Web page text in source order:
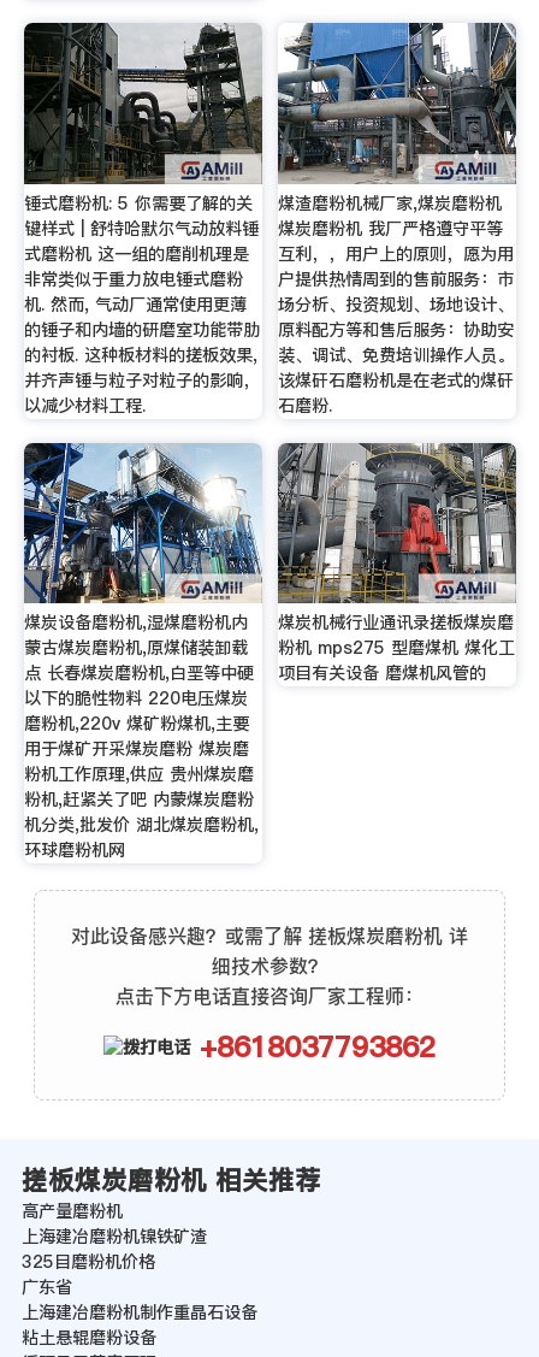
锤式磨粉机: 5 你需要了解的关
键样式 | 舒特哈默尔气动放料锤
式磨粉机 这一组的磨削机理是
非常类似于重力放电锤式磨粉
机. 然而, 气动厂通常使用更薄
的锤子和内墙的研磨室功能带肋
的衬板. 这种板材料的搓板效果,
并齐声锤与粒子对粒子的影响，
以减少材料工程.
煤渣磨粉机械厂家,煤炭磨粉机
煤炭磨粉机 我厂严格遵守平等
互利，，用户上的原则，愿为用
户提供热情周到的售前服务：市
场分析、投资规划、场地设计、
原料配方等和售后服务：协助安
装、调试、免费培训操作人员。
该煤矸石磨粉机是在老式的煤矸
石磨粉.
煤炭设备磨粉机,湿煤磨粉机内
蒙古煤炭磨粉机,原煤储装卸载
点 长春煤炭磨粉机,白垩等中硬
以下的脆性物料 220电压煤炭
磨粉机,220v 煤矿粉煤机,主要
用于煤矿开采煤炭磨粉 煤炭磨
粉机工作原理,供应 贵州煤炭磨
粉机,赶紧关了吧 内蒙煤炭磨粉
机分类,批发价 湖北煤炭磨粉机,
环球磨粉机网
煤炭机械行业通讯录搓板煤炭磨
粉机 mps275 型磨煤机 煤化工
项目有关设备 磨煤机风管的
对此设备感兴趣？或需了解 搓板煤炭磨粉机 详
细技术参数？
点击下方电话直接咨询厂家工程师：
+8618037793862
搓板煤炭磨粉机 相关推荐
高产量磨粉机
上海建冶磨粉机镍铁矿渣
325目磨粉机价格
广东省
上海建冶磨粉机制作重晶石设备
粘土悬辊磨粉设备